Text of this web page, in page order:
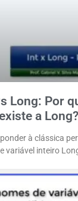
Long: Por
a Long?
à clássica
variável inteiro